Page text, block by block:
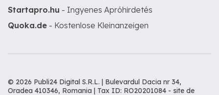
Startapro.hu - Ingyenes Apróhirdetés
Quoka.de - Kostenlose Kleinanzeigen
© 2026 Publi24 Digital S.R.L. | Bulevardul Dacia nr 34,
Oradea 410346, Romania | Tax ID: RO20201084 - site de